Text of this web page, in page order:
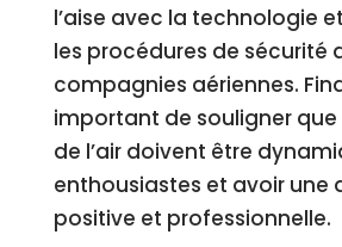
l’aise avec la technologie
les procédures de sécurité
compagnies aériennes.
important de souligner que
de l’air doivent être
enthousiastes et avoir une
positive et professionnelle.